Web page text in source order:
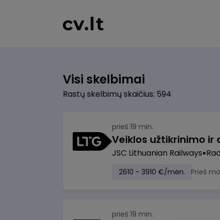
Visi skelbimai
Rastų skelbimų skaičius: 594
prieš 19 min.
JSC Lithuanian Railways
2610 - 3910 €/mėn. Prieš
prieš 19 min.